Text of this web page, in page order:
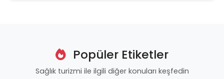
Popüler Etiketler
Sağlık turizmi ile ilgili diğer konuları keşfedin